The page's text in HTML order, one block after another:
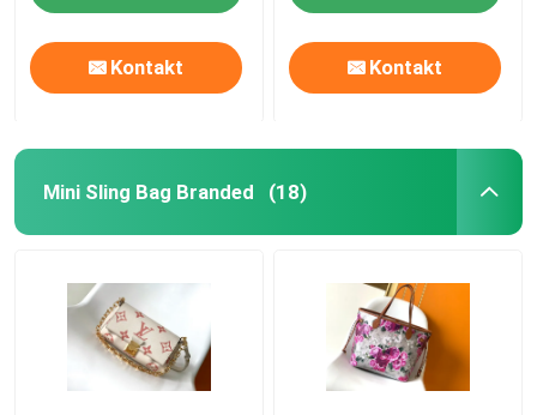
Kontakt Kontakt
Mini Sling Bag Branded (18)